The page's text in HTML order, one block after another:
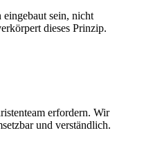
sein, nicht
dieses Prinzip.
erfordern. Wir
und verständlich.